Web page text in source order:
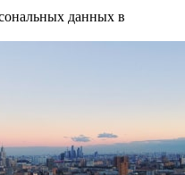
данных в